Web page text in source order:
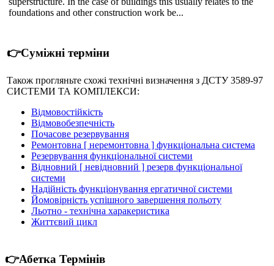
foundations and other construction work be...
👉Суміжні терміни
Також прогляньте схожі технічні визначення з ДСТУ 3589-97
СИСТЕМИ ТА КОМПЛЕКСИ:
Відмовостійкість
Відмовобезпечність
Почасове резервування
Ремонтовна [ неремонтовна ] функціональна система
Резервування функціональної системи
Відновний [ невідновний ] резерв функціональної
системи
Надійність функціонування ергатичної системи
Йомовірність успішного завершення польоту
Льотно - технічна харакеристика
Життєвий цикл
👉Абетка Термінів